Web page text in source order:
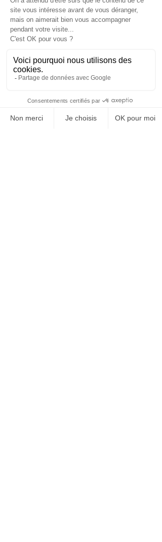
dialogue compétitif sur le renouvellement des
concessions
› AMO sur le développement des produits dérivés